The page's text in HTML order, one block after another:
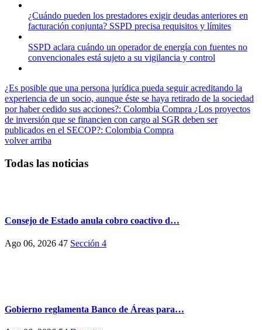
¿Cuándo pueden los prestadores exigir deudas anteriores en
facturación conjunta? SSPD precisa requisitos y límites
SSPD aclara cuándo un operador de energía con fuentes no
convencionales está sujeto a su vigilancia y control
¿Es posible que una persona jurídica pueda seguir acreditando la
experiencia de un socio, aunque éste se haya retirado de la sociedad
por haber cedido sus acciones?: Colombia Compra ¿Los proyectos
de inversión que se financien con cargo al SGR deben ser
publicados en el SECOP?: Colombia Compra
volver arriba
Todas las noticias
Consejo de Estado anula cobro coactivo d…
Ago 06, 2026 47 Sección 4
Gobierno reglamenta Banco de Áreas para…